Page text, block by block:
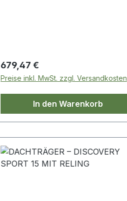
Regulärer Preis:
679,47 €
Preise inkl. MwSt. zzgl. Versandkosten
In den Warenkorb